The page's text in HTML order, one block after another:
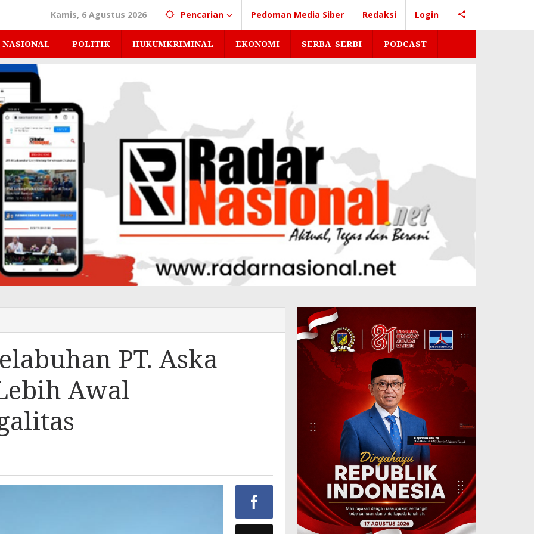
Kamis, 6 Agustus 2026 Pencarian Pedoman Media Siber Redaksi Login
NASIONAL POLITIK HUKUMKRIMINAL EKONOMI SERBA-SERBI PODCAST
PT. Aska
Awal